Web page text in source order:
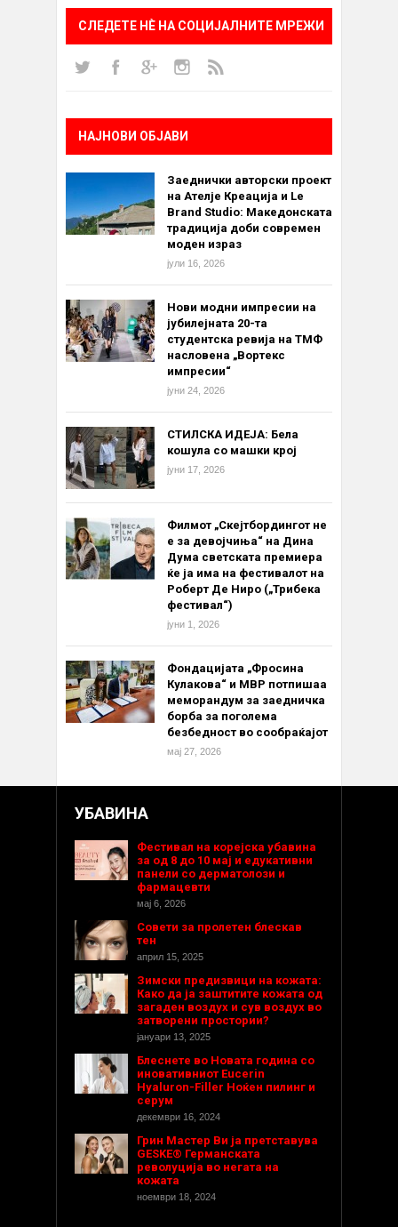
СЛЕДЕТЕ НÈ НА СОЦИЈАЛНИТЕ МРЕЖИ
НАЈНОВИ ОБЈАВИ
Заеднички авторски проект
на Ателје Креација и Le
Brand Studio: Македонската
традиција доби современ
моден израз
јули 16, 2026
Нови модни импресии на
јубилејната 20-та
студентска ревија на ТМФ
насловена „Вортекс
импресии“
јуни 24, 2026
СТИЛСКА ИДЕЈА: Бела
кошула со машки крој
јуни 17, 2026
Филмот „Скејтбордингот не
е за девојчиња“ на Дина
Дума светската премиера
ќе ја има на фестивалот на
Роберт Де Ниро („Трибека
фестивал“)
јуни 1, 2026
Фондацијата „Фросина
Кулакова“ и МВР потпишаа
меморандум за заедничка
борба за поголема
безбедност во сообраќајот
мај 27, 2026
УБАВИНА
Фестивал на корејска убавина
за од 8 до 10 мај и едукативни
панели со дерматолози и
фармацевти
мај 6, 2026
Совети за пролетен блескав
тен
април 15, 2025
Зимски предизвици на кожата:
Како да ја заштитите кожата од
загаден воздух и сув воздух во
затворени простории?
јануари 13, 2025
Блеснете во Новата година со
иновативниот Eucerin
Hyaluron-Filler Ноќен пилинг и
серум
декември 16, 2024
Грин Мастер Ви ја претставува
GESKE® Германската
револуција во негата на
кожата
ноември 18, 2024